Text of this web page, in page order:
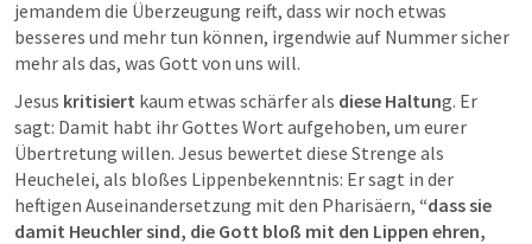
jemandem die Überzeugung reift, dass wir noch etwas
besseres und mehr tun können, irgendwie auf Nummer sicher
mehr als das, was Gott von uns will.
Jesus kritisiert kaum etwas schärfer als diese Haltung. Er
sagt: Damit habt ihr Gottes Wort aufgehoben, um eurer
Übertretung willen. Jesus bewertet diese Strenge als
Heuchelei, als bloßes Lippenbekenntnis: Er sagt in der
heftigen Auseinandersetzung mit den Pharisäern, “dass sie
damit Heuchler sind, die Gott bloß mit den Lippen ehren,